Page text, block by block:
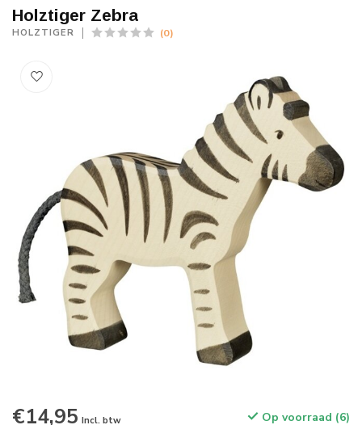
Holztiger Zebra
HOLZTIGER (0)
€14,95 Incl. btw Op voorraad (6)